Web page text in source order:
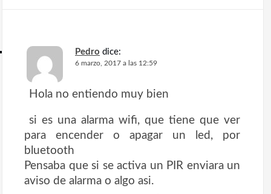
ó
d
e
n
t
r
Pedro dice:
6 marzo, 2017 a las 12:59
Hola no entiendo muy bien
si es una alarma wifi, que tiene que ver
para encender o apagar un led, por
bluetooth
Pensaba que si se activa un PIR enviara un
aviso de alarma o algo asi.